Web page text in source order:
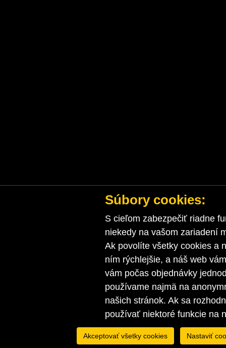
Súbory cookies:
S cieľom zabezpečiť riadne
niekedy na vašom zariadení
Ak povolíte všetky cookies a
ním rýchlejšie, a náš web
vám počas objednávky
používame najmä na
našich stránok. Ak sa
používať niektoré funkcie na
Akceptovať všetky cookies Nastaviť